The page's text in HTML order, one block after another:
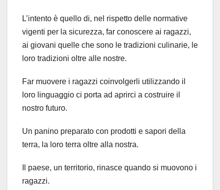
L’intento è quello di, nel rispetto delle normative
vigenti per la sicurezza, far conoscere ai ragazzi,
ai giovani quelle che sono le tradizioni culinarie, le
loro tradizioni oltre alle nostre.
Far muovere i ragazzi coinvolgerli utilizzando il
loro linguaggio ci porta ad aprirci a costruire il
nostro futuro.
Un panino preparato con prodotti e sapori della
terra, la loro terra oltre alla nostra.
Il paese, un territorio, rinasce quando si muovono i
ragazzi.